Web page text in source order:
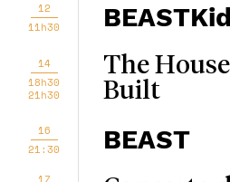
12
11h30
14
18h30
21h30
The
Built
16
21:30
BEAST
17